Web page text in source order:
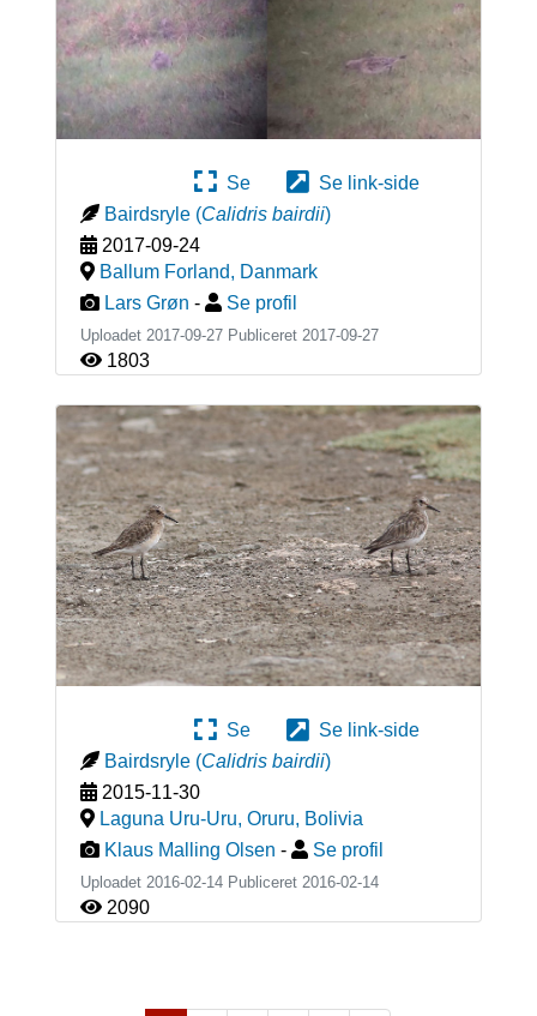
Se
Se link-side
Bairdsryle (Calidris bairdii)
2017-09-24
Ballum Forland, Danmark
Lars Grøn - Se profil
Uploadet 2017-09-27 Publiceret 2017-09-27
1803
Se
Se link-side
Bairdsryle (Calidris bairdii)
2015-11-30
Laguna Uru-Uru, Oruru, Bolivia
Klaus Malling Olsen - Se profil
Uploadet 2016-02-14 Publiceret 2016-02-14
2090